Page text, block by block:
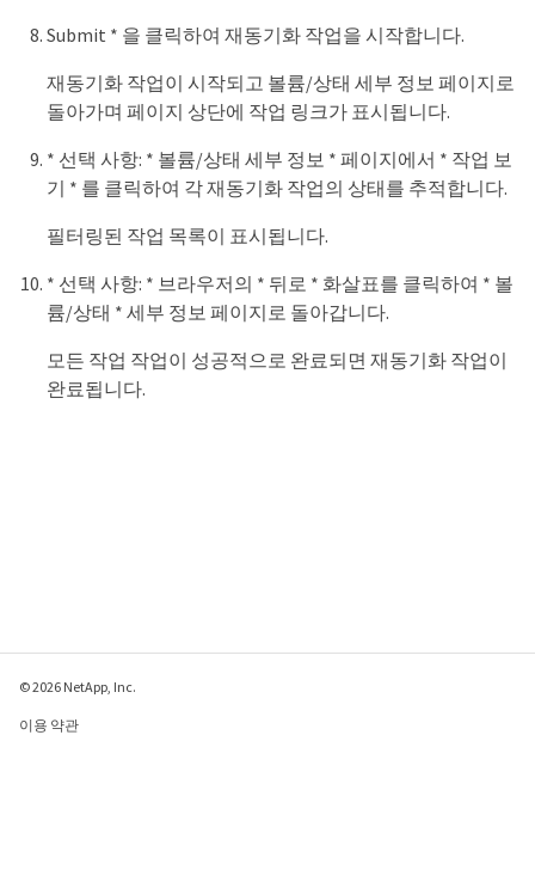
Submit * 을 클릭하여 재동기화 작업을 시작합니다.
재동기화 작업이 시작되고 볼륨/상태 세부 정보 페이지로
돌아가며 페이지 상단에 작업 링크가 표시됩니다.
* 선택 사항: * 볼륨/상태 세부 정보 * 페이지에서 * 작업 보
기 * 를 클릭하여 각 재동기화 작업의 상태를 추적합니다.
필터링된 작업 목록이 표시됩니다.
* 선택 사항: * 브라우저의 * 뒤로 * 화살표를 클릭하여 * 볼
륨/상태 * 세부 정보 페이지로 돌아갑니다.
모든 작업 작업이 성공적으로 완료되면 재동기화 작업이
완료됩니다.
© 2026 NetApp, Inc.
이용 약관